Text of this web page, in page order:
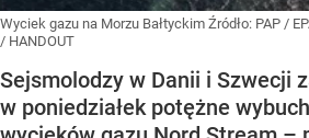
Wyciek gazu na Morzu Bałtyckim Źródło: PAP /
/ HANDOUT
Sejsmolodzy w Danii i Szwecji
w poniedziałek potężne